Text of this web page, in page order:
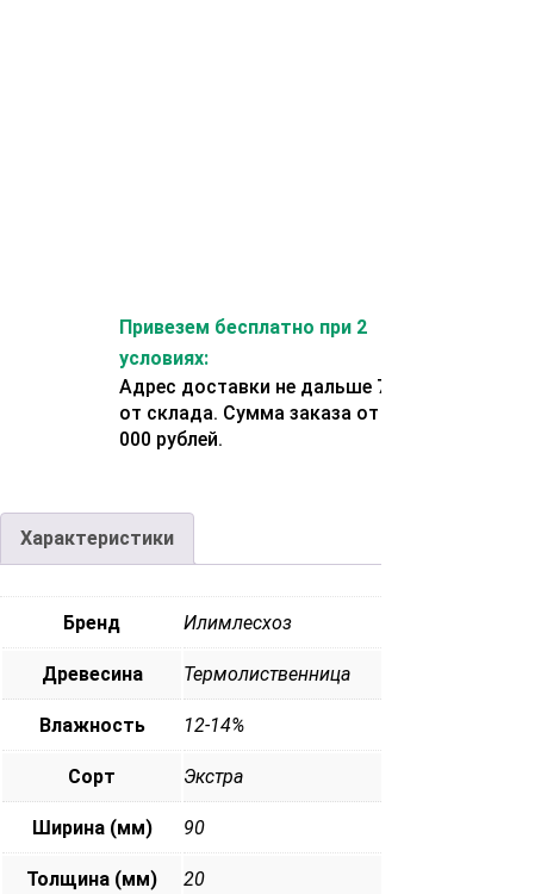
Привезем бесплатно при 2
условиях:
Адрес доставки не дальше 70 км
от склада. Сумма заказа от 200
000 рублей.
Характеристики
Бренд Илимлесхоз
Древесина Термолиственница
Влажность 12-14%
Сорт Экстра
Ширина (мм) 90
Толщина (мм) 20